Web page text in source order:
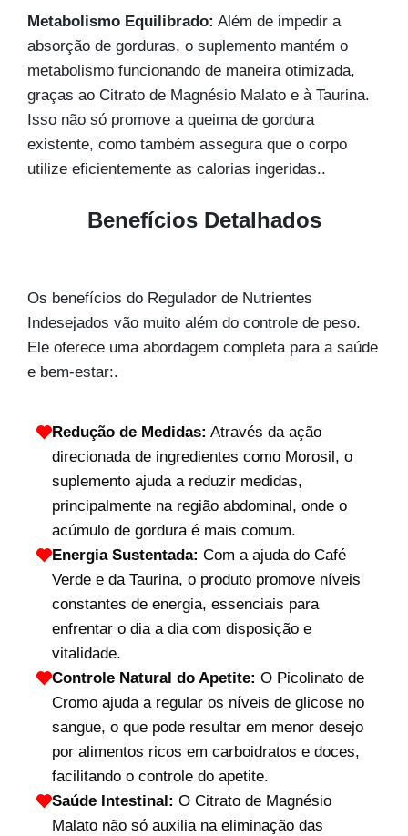
Metabolismo Equilibrado: Além de impedir a
absorção de gorduras, o suplemento mantém o
metabolismo funcionando de maneira otimizada,
graças ao Citrato de Magnésio Malato e à Taurina.
Isso não só promove a queima de gordura
existente, como também assegura que o corpo
utilize eficientemente as calorias ingeridas..
Benefícios Detalhados
Os benefícios do Regulador de Nutrientes
Indesejados vão muito além do controle de peso.
Ele oferece uma abordagem completa para a saúde
e bem-estar:.
Redução de Medidas: Através da ação
direcionada de ingredientes como Morosil, o
suplemento ajuda a reduzir medidas,
principalmente na região abdominal, onde o
acúmulo de gordura é mais comum.
Energia Sustentada: Com a ajuda do Café
Verde e da Taurina, o produto promove níveis
constantes de energia, essenciais para
enfrentar o dia a dia com disposição e
vitalidade.
Controle Natural do Apetite: O Picolinato de
Cromo ajuda a regular os níveis de glicose no
sangue, o que pode resultar em menor desejo
por alimentos ricos em carboidratos e doces,
facilitando o controle do apetite.
Saúde Intestinal: O Citrato de Magnésio
Malato não só auxilia na eliminação das